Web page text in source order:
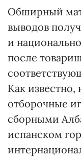
Обширный
выводов
и
после
Как известно,
отборочные
сборными
испанском